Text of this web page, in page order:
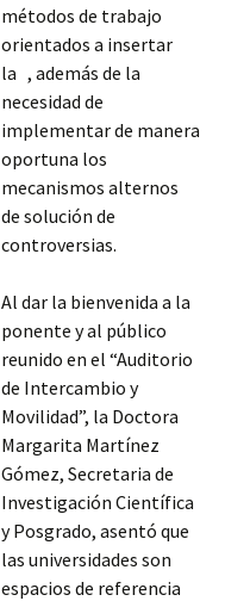
métodos de trabajo
orientados a insertar
la , además de la
necesidad de
implementar de manera
oportuna los
mecanismos alternos
de solución de
controversias.
Al dar la bienvenida a la
ponente y al público
reunido en el “Auditorio
de Intercambio y
Movilidad”, la Doctora
Margarita Martínez
Gómez, Secretaria de
Investigación Científica
y Posgrado, asentó que
las universidades son
espacios de referencia